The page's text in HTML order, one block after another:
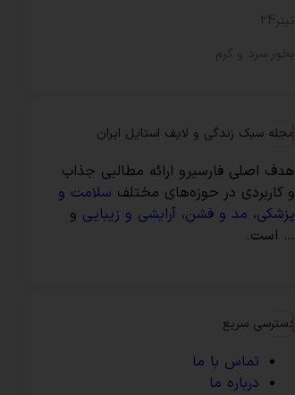
تیتر24
بخور سرد و گرم
مجله سبک زندگی و لایف استایل ایران
هدف اصلی فارسیرو ارائه مطالبی جذاب
و کاربردی در حوزه‌های مختلف سلامت و
پزشکی، مد و فشن، آرایشی و زیبایی و
… است.
دسترسی سریع
تماس با ما
درباره ما